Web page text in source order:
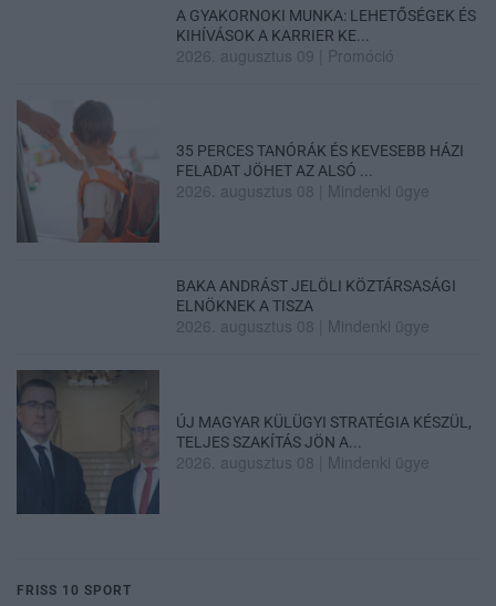
A GYAKORNOKI MUNKA: LEHETŐSÉGEK ÉS
KIHÍVÁSOK A KARRIER KE...
2026. augusztus 09 Promóció
35 PERCES TANÓRÁK ÉS KEVESEBB HÁZI
FELADAT JÖHET AZ ALSÓ ...
2026. augusztus 08 Mindenki ügye
BAKA ANDRÁST JELÖLI KÖZTÁRSASÁGI
ELNÖKNEK A TISZA
2026. augusztus 08 Mindenki ügye
ÚJ MAGYAR KÜLÜGYI STRATÉGIA KÉSZÜL,
TELJES SZAKÍTÁS JÖN A...
2026. augusztus 08 Mindenki ügye
FRISS 10 SPORT